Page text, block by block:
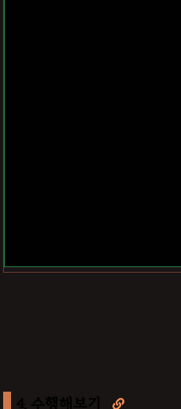
4. 수행해보기 